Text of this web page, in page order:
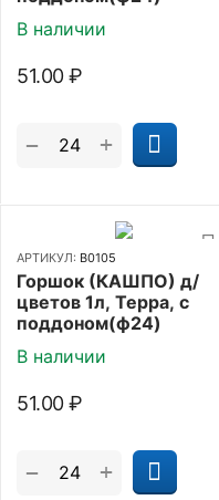
В наличии
51.00 ₽
+
−
АРТИКУЛ: В0105
Горшок (КАШПО) д/
цветов 1л, Терра, с
поддоном(ф24)
В наличии
51.00 ₽
+
−